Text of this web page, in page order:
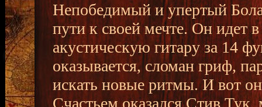
Непобедимый и упертый
пути к своей мечте. Он идет
акустическую гитару за 14
оказывается, сломан гриф,
искать новые ритмы. И вот
Счастьем оказался Стив